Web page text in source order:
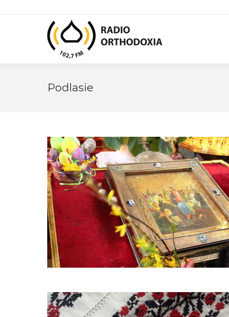
Podlasie